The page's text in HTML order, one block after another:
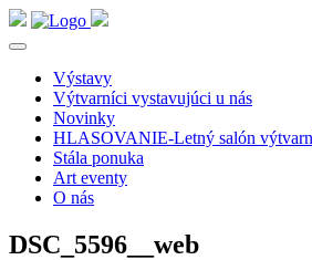
Výstavy
Výtvarníci vystavujúci u nás
Novinky
HLASOVANIE-Letný salón
Stála ponuka
Art eventy
O nás
DSC_5596__web